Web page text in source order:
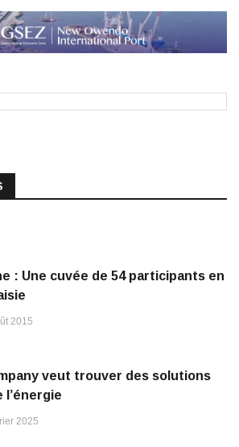
: Une cuvée de 54 participants en
2015
veut trouver des solutions
l’énergie
2025